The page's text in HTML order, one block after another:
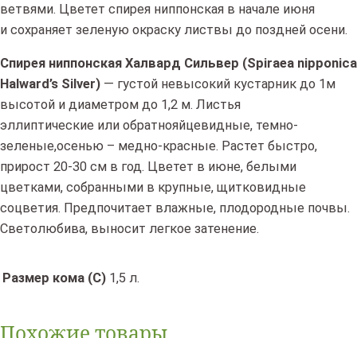
ветвями. Цветет спирея ниппонская в начале июня
и сохраняет зеленую окраску листвы до поздней осени.
Спирея ниппонская Халвард Сильвер (Spiraea nipponica
Halward’s Silver) — густой невысокий кустарник до 1м
высотой и диаметром до 1,2 м. Листья
эллиптические или обратнояйцевидные, темно-
зеленые,осенью – медно-красные. Растет быстро,
прирост 20-30 см в год. Цветет в июне, белыми
цветками, собранными в крупные, щитковидные
соцветия. Предпочитает влажные, плодородные почвы.
Светолюбива, выносит легкое затенение.
Размер кома (C) 1,5 л.